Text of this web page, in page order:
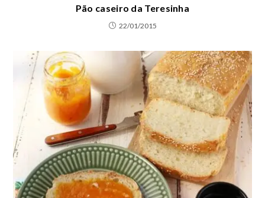
Pão caseiro da Teresinha
22/01/2015